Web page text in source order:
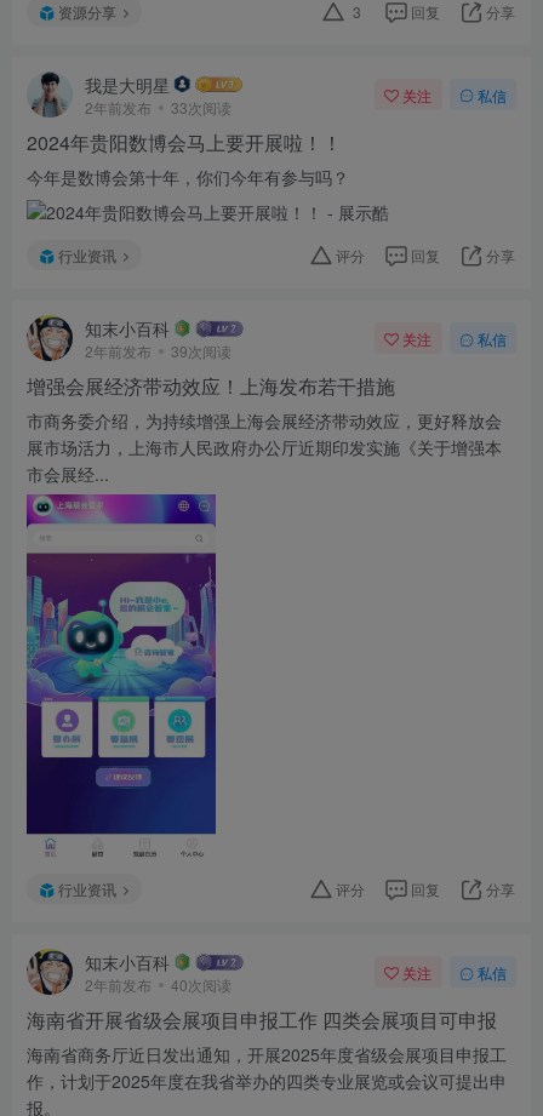
资源分享 3 回复 分享
我是大明星
2年前发布 33次阅读
关注 私信
2024年贵阳数博会马上要开展啦！！
今年是数博会第十年，你们今年有参与吗？
行业资讯 评分 回复 分享
知末小百科
2年前发布 39次阅读
关注 私信
增强会展经济带动效应！上海发布若干措施
市商务委介绍，为持续增强上海会展经济带动效应，更好释放会
展市场活力，上海市人民政府办公厅近期印发实施《关于增强本
市会展经...
行业资讯 评分 回复 分享
知末小百科
2年前发布 40次阅读
关注 私信
海南省开展省级会展项目申报工作 四类会展项目可申报
海南省商务厅近日发出通知，开展2025年度省级会展项目申报工
作，计划于2025年度在我省举办的四类专业展览或会议可提出申
报。